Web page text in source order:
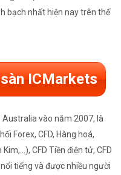
bạch nhất hiện nay trên thế
ICMarkets
vào năm 2007, là
Forex, CFD, Hàng hoá,
CFD Tiền điện tử, CFD
nổi tiếng và được nhiều người